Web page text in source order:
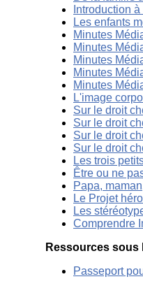
Introduction
Les enfants
Minutes
Minutes
Minutes
Minutes
Minutes
L'image
Sur le droit
Sur le droit
Sur le droit
Sur le droit
Les trois
Être ou ne
Papa,
Le Projet
Les
Comprendre
Ressources sous
Passeport